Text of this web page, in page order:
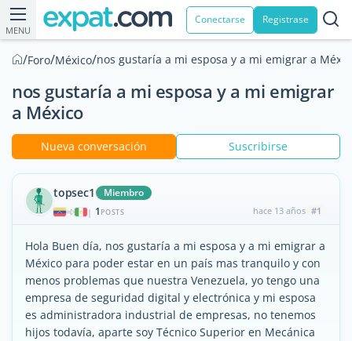
MENU
Conectarse Registrase
/Foro/México/nos gustaría a mi esposa y a mi emigrar a
nos gustaría a mi esposa y a mi emigrar
a México
Nueva conversación Suscribirse
topsec1 Miembro
| 1 POSTS hace 13 años #1
Hola Buen día, nos gustaría a mi esposa y a mi emigrar a
México para poder estar en un país mas tranquilo y con
menos problemas que nuestra Venezuela, yo tengo una
empresa de seguridad digital y electrónica y mi esposa
es administradora industrial de empresas, no tenemos
hijos todavía, aparte soy Técnico Superior en Mecánica